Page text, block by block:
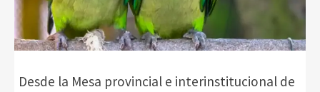
Desde la Mesa provincial e interinstitucional de